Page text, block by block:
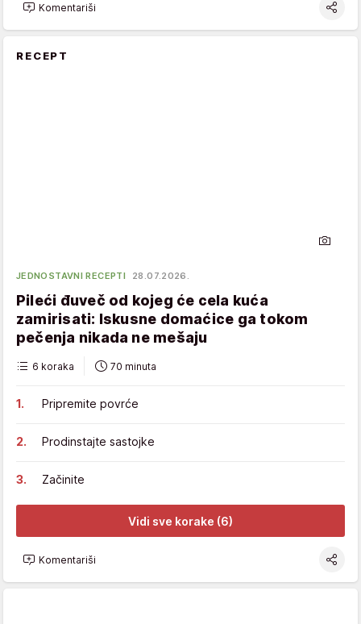
Komentariši
RECEPT
JEDNOSTAVNI RECEPTI 28.07.2026.
Pileći đuveč od kojeg će cela kuća
zamirisati: Iskusne domaćice ga tokom
pečenja nikada ne mešaju
6 koraka 70 minuta
Pripremite povrće
Prodinstajte sastojke
Začinite
Vidi sve korake (6)
Komentariši